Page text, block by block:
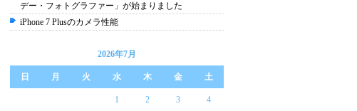
デー・フォトグラファー」が始まりました
iPhone 7 Plusのカメラ性能
2026年7月
日 月 火 水 木 金 土
1 2 3 4